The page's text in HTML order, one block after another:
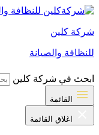
شركة كلين
للنظافة والصيانة
ابحث في شركة كلين
القائمة
اغلاق القائمة